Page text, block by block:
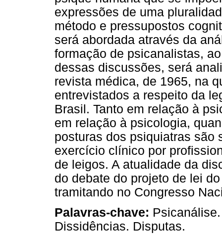
expressões de uma
método e pressupostos
será abordada através da
formação de psicanalistas,
dessas discussões, será
revista médica, de 1965, na
entrevistados a respeito da
Brasil. Tanto em relação à
em relação à psicologia,
posturas dos psiquiatras são
exercício clínico por
de leigos. A atualidade da
do debate do projeto de lei
tramitando no Congresso
Palavras-chave:
Dissidências. Disputas.